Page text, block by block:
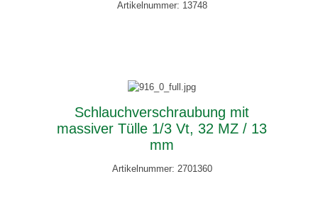
Artikelnummer: 13748
Schlauchverschraubung mit
massiver Tülle 1/3 Vt, 32 MZ / 13
mm
Artikelnummer: 2701360